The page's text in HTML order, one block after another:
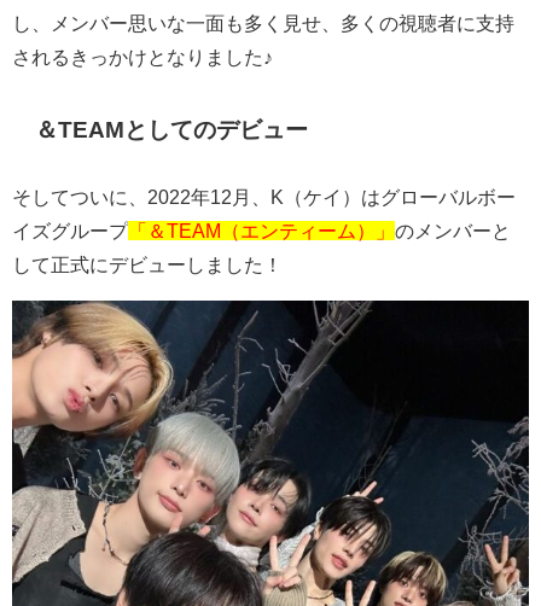
し、メンバー思いな一面も多く見せ、多くの視聴者に支持
されるきっかけとなりました♪
＆TEAMとしてのデビュー
そしてついに、2022年12月、K（ケイ）はグローバルボー
イズグループ 「＆TEAM（エンティーム）」 のメンバーと
して正式にデビューしました！